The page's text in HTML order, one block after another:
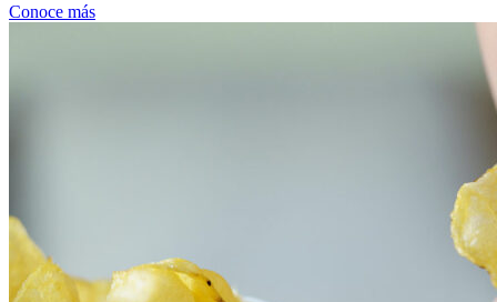
Conoce más